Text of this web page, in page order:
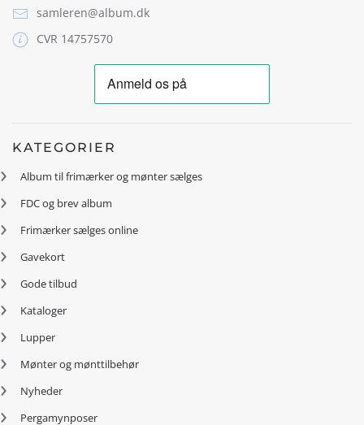
samleren@album.dk
CVR 14757570
KATEGORIER
Album til frimærker og mønter sælges
FDC og brev album
Frimærker sælges online
Gavekort
Gode tilbud
Kataloger
Lupper
Mønter og mønttilbehør
Nyheder
Pergamynposer